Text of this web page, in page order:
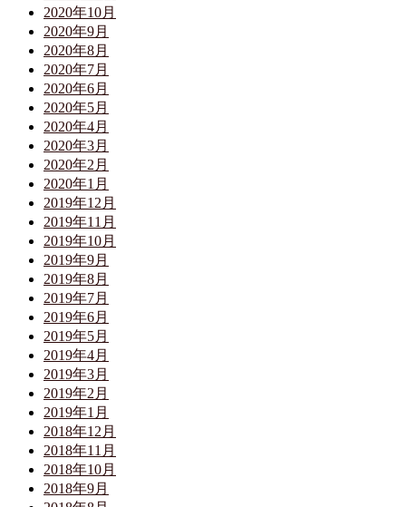
2020年10月
2020年9月
2020年8月
2020年7月
2020年6月
2020年5月
2020年4月
2020年3月
2020年2月
2020年1月
2019年12月
2019年11月
2019年10月
2019年9月
2019年8月
2019年7月
2019年6月
2019年5月
2019年4月
2019年3月
2019年2月
2019年1月
2018年12月
2018年11月
2018年10月
2018年9月